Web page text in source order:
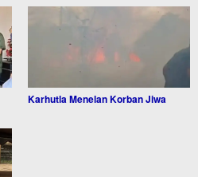
Karhutla Menelan Korban Jiwa